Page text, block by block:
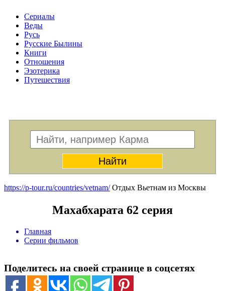
Сериалы
Веды
Русь
Русские Былины
Книги
Отношения
Эзотерика
Путешествия
https://p-tour.ru/countries/vetnam/Отдых Вьетнам из Москвы
Махабхарата 62 серия
Главная
Серии фильмов
Поделитесь на своей странице в соцсетях